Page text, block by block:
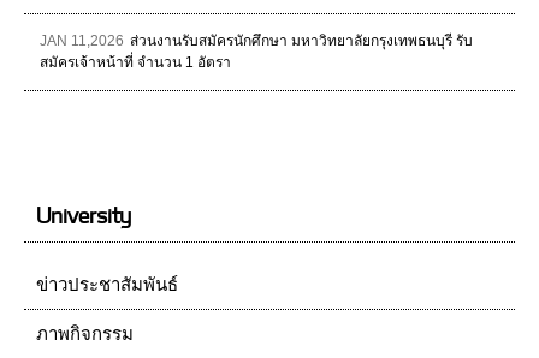
JAN 11,2026 ส่วนงานรับสมัครนักศึกษา มหาวิทยาลัยกรุงเทพธนบุรี รับ
สมัครเจ้าหน้าที่ จำนวน 1 อัตรา
University
ข่าวประชาสัมพันธ์
ภาพกิจกรรม